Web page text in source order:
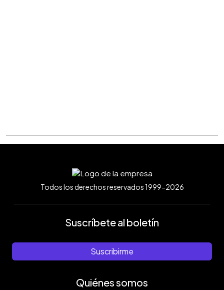
Todos los derechos reservados 1999-2026
Suscríbete al boletín
Suscribirme
Quiénes somos